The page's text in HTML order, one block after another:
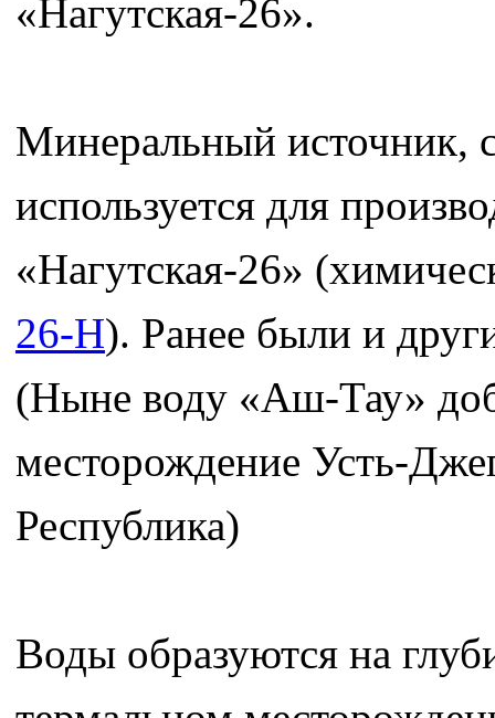
«Нагутская-26».
Минеральный источник,
используется для
«Нагутская-26»
26-H). Ранее были и
(Ныне воду «Аш-Тау»
месторождение Усть-
Республика)
Воды образуются на